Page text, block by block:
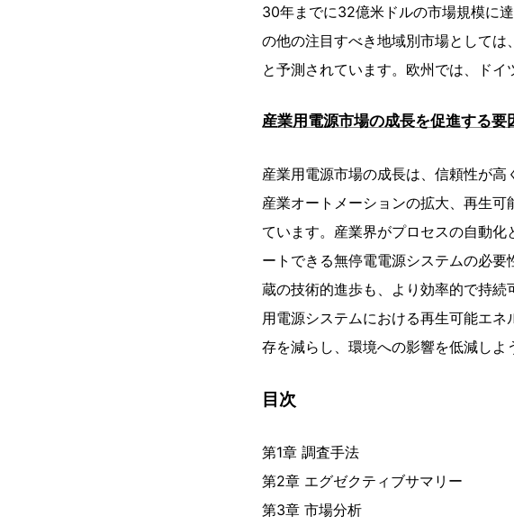
30年までに32億米ドルの市場規模に
の他の注目すべき地域別市場として
と予測されています。欧州では、ドイ
産業用電源市場の成長を促進する要
産業用電源市場の成長は、信頼性が高
産業オートメーションの拡大、再生
ています。産業界がプロセスの自動
ートできる無停電電源システムの必
蔵の技術的進歩も、より効率的で持
用電源システムにおける再生可能エ
存を減らし、環境への影響を低減しよ
目次
第1章 調査手法
第2章 エグゼクティブサマリー
第3章 市場分析